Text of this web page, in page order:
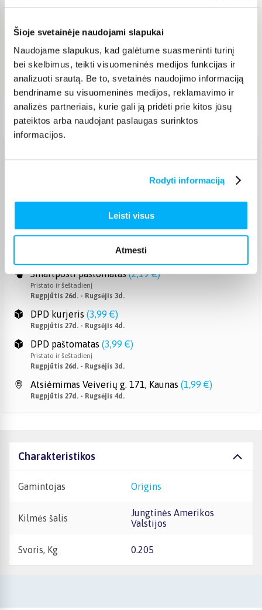
Šioje svetainėje naudojami slapukai
Naudojame slapukus, kad galėtume suasmeninti turinį
bei skelbimus, teikti visuomeninės medijos funkcijas ir
analizuoti srautą. Be to, svetainės naudojimo informaciją
bendriname su visuomeninės medijos, reklamavimo ir
analizės partneriais, kurie gali ją pridėti prie kitos jūsų
pateiktos arba naudojant paslaugas surinktos
informacijos.
Rodyti informaciją
Leisti visus
Atmesti
60,34 €
Pristatymas Lietuvoje: 14-20 d.d.
Venipak paštomatas (2,39 €)
Venipak kurjeris (2,99 €)
Rugpjūtis 27d. - Rugsėjis 4d.
Omniva paštomatas (2,39 €)
Rugpjūtis 26d. - Rugsėjis 3d.
Smartposti paštomatas (2,19 €)
Pristato ir šeštadienį
Rugpjūtis 26d. - Rugsėjis 3d.
DPD kurjeris (3,99 €)
Rugpjūtis 27d. - Rugsėjis 4d.
DPD paštomatas (3,99 €)
Pristato ir šeštadienį
Rugpjūtis 26d. - Rugsėjis 3d.
Atsiėmimas Veiverių g. 171, Kaunas (1,99 €)
Rugpjūtis 27d. - Rugsėjis 4d.
Charakteristikos
Gamintojas Origins
Kilmės šalis
Jungtinės Amerikos
Valstijos
Svoris, Kg 0.205